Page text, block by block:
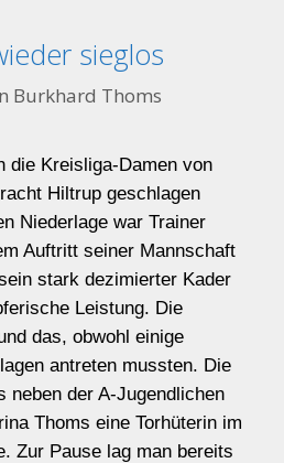
sieglos
Burkhard Thoms
die Kreisliga-Damen von
Hiltrup geschlagen
Niederlage war Trainer
Auftritt seiner Mannschaft
stark dezimierter Kader
Leistung. Die
das, obwohl einige
antreten mussten. Die
neben der A-Jugendlichen
Thoms eine Torhüterin im
Zur Pause lag man bereits